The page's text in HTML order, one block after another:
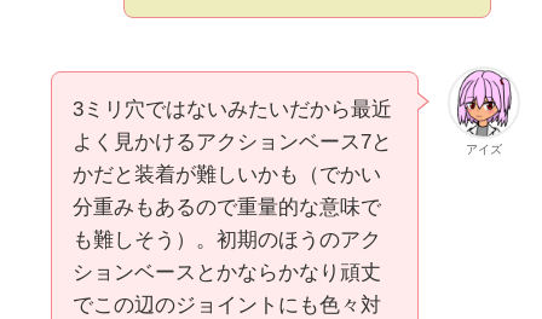
アイズ
3ミリ穴ではないみたいだから最近
よく見かけるアクションベース7と
かだと装着が難しいかも（でかい
分重みもあるので重量的な意味で
も難しそう）。初期のほうのアク
ションベースとかならかなり頑丈
でこの辺のジョイントにも色々対